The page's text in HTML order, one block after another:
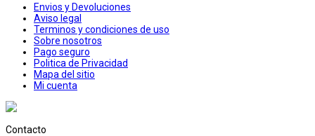
Envios y Devoluciones
Aviso legal
Terminos y condiciones de uso
Sobre nosotros
Pago seguro
Politica de Privacidad
Mapa del sitio
Mi cuenta
Contacto